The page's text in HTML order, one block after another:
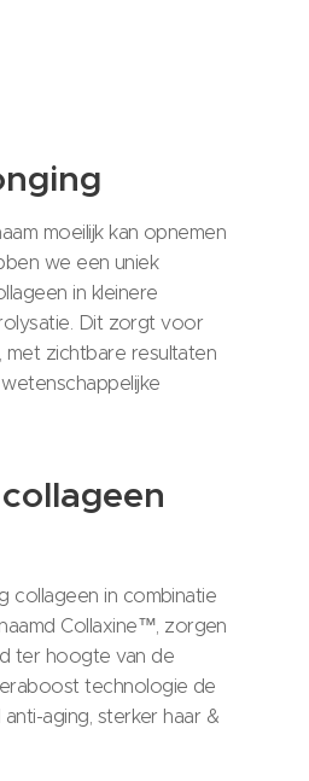
moeilijk kan opnemen
we een uniek
in kleinere
Dit zorgt voor
met zichtbare resultaten
collageen in combinatie
Collaxine™, zorgen
ter hoogte van de
technologie de
aging, sterker haar &